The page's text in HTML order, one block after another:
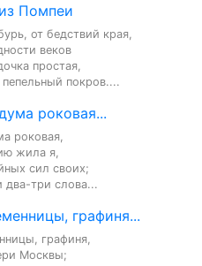
Помпеи
от бедствий края,
веков
простая,
покров....
роковая...
роковая,
жила я,
сил своих;
два-три слова...
графиня...
графиня,
Москвы;